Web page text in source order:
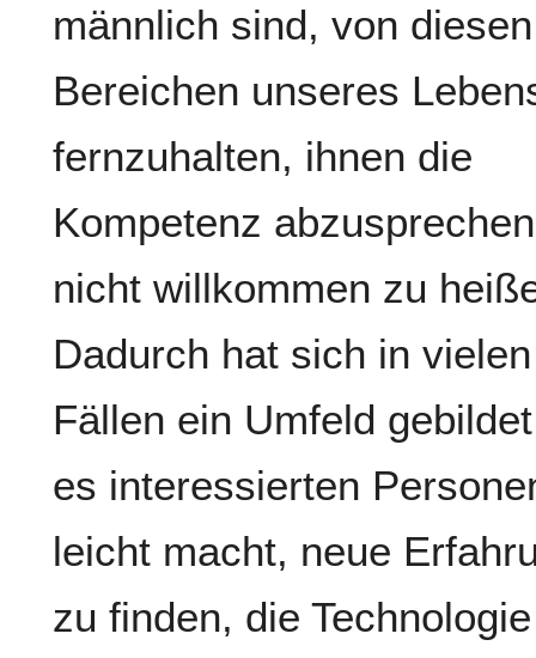
männlich sind, von diesen
Bereichen unseres
fernzuhalten, ihnen die
Kompetenz
nicht willkommen zu
Dadurch hat sich in vielen
Fällen ein Umfeld
es interessierten
leicht macht, neue
zu finden, die